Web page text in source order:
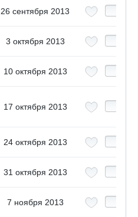
26 сентября 2013
3 октября 2013
10 октября 2013
17 октября 2013
24 октября 2013
31 октября 2013
7 ноября 2013